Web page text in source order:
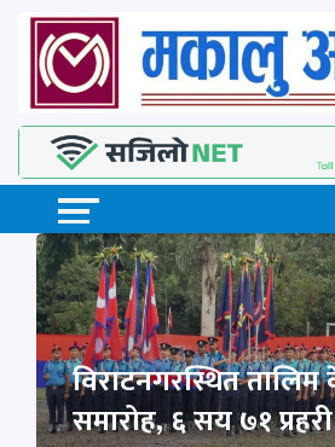
विराटनगरस्थित तालिम
समारोह, ६ सय ७१ प्रहरी